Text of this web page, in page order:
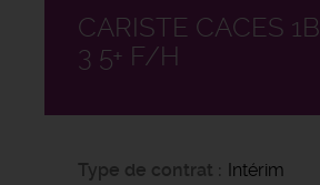
CARISTE CACES 1B
3 5+ F/H
Type de contrat
Intérim